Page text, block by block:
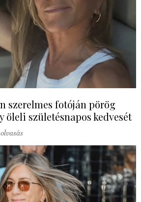
szerelmes fotóján pörög
öleli születésnapos kedvesét